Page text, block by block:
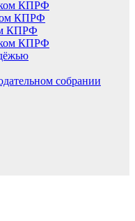
КПРФ
КПРФ
КПРФ
КПРФ
собрании